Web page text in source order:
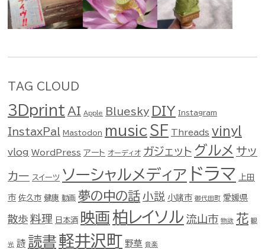
TAG CLOUD
3Dprint AI Apple Bluesky DIY Instagram
InstaxPal Mastodon music SF Threads vinyl
vlog WordPress アート オーディオ ガジェット グルメ サッ
カー スイーツ ソーシャルメディア ドラマ 上田
市 佐久市 健康 動画 夢の中の話 小説 小諸市 御代田町 愛媛県
散歩 料理 日本酒 映画 柏レイソル 流山市 物欲 花 観
光 詩 読書軽井沢町 野草 音楽